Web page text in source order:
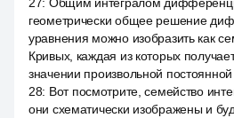
геометрически общее решение
уравнения можно изобразить как
Кривых, каждая из которых
значении произвольной постоянной
28: Вот посмотрите, семейство
они схематически изображены и